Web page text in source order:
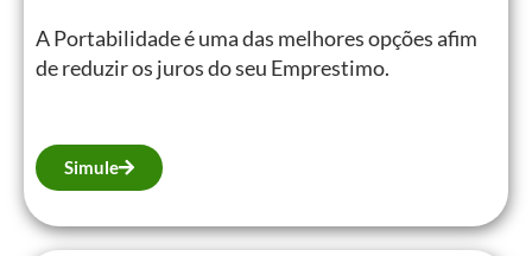
A Portabilidade é uma das melhores opções afim
de reduzir os juros do seu Emprestimo.
Simule